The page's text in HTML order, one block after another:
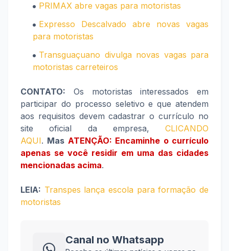
PRIMAX abre vagas para motoristas
Expresso Descalvado abre novas vagas
para motoristas
Transguaçuano divulga novas vagas para
motoristas carreteiros
CONTATO: Os motoristas interessados em
participar do processo seletivo e que atendem
aos requisitos devem cadastrar o currículo no
site oficial da empresa, CLICANDO
AQUI. Mas ATENÇÃO: Encaminhe o currículo
apenas se você residir em uma das cidades
mencionadas acima.
LEIA: Transpes lança escola para formação de
motoristas
Canal no Whatsapp